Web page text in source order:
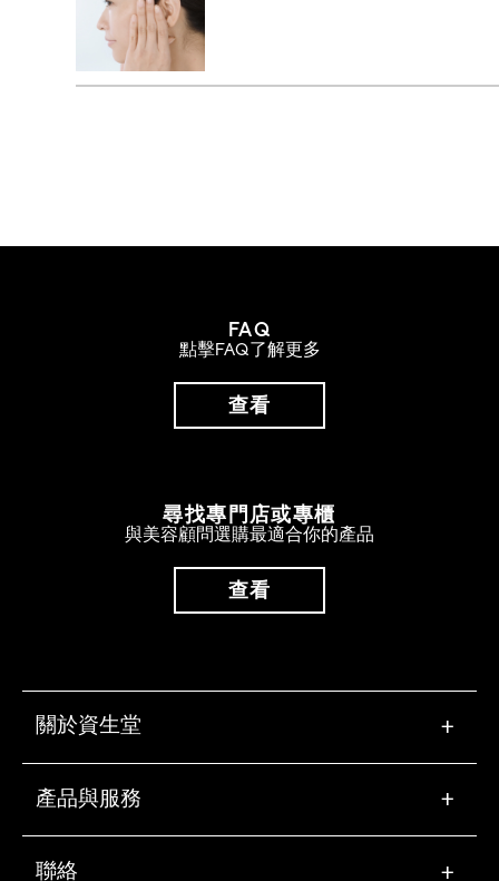
FAQ
點擊FAQ了解更多
查看
尋找專門店或專櫃
與美容顧問選購最適合你的產品
查看
關於資生堂 +
產品與服務 +
聯絡 +